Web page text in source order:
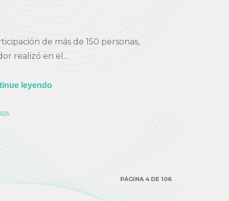
de más de 150 personas,
realizó en el...
leyendo
PÁGINA 4 DE 106